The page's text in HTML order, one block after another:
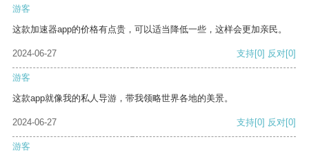
游客
这款加速器app的价格有点贵，可以适当降低一些，这样会更加亲民。
2024-06-27 支持[0] 反对[0]
游客
这款app就像我的私人导游，带我领略世界各地的美景。
2024-06-27 支持[0] 反对[0]
游客